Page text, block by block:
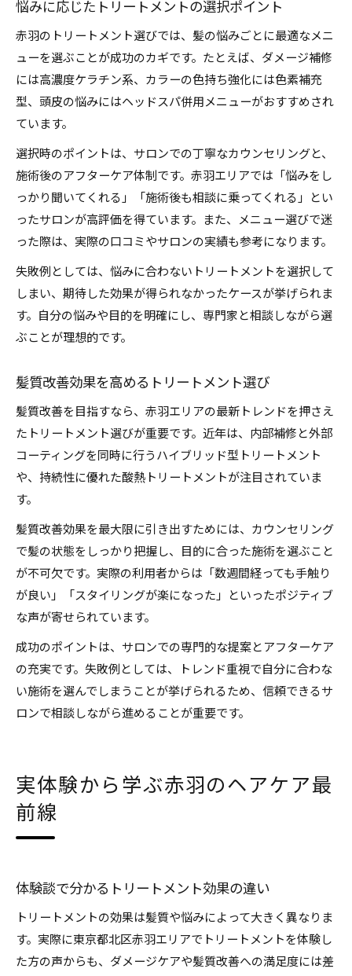
悩みに応じたトリートメントの選択ポイント
赤羽のトリートメント選びでは、髪の悩みごとに最適なメニ
ューを選ぶことが成功のカギです。たとえば、ダメージ補修
には高濃度ケラチン系、カラーの色持ち強化には色素補充
型、頭皮の悩みにはヘッドスパ併用メニューがおすすめされ
ています。
選択時のポイントは、サロンでの丁寧なカウンセリングと、
施術後のアフターケア体制です。赤羽エリアでは「悩みをし
っかり聞いてくれる」「施術後も相談に乗ってくれる」とい
ったサロンが高評価を得ています。また、メニュー選びで迷
った際は、実際の口コミやサロンの実績も参考になります。
失敗例としては、悩みに合わないトリートメントを選択して
しまい、期待した効果が得られなかったケースが挙げられま
す。自分の悩みや目的を明確にし、専門家と相談しながら選
ぶことが理想的です。
髪質改善効果を高めるトリートメント選び
髪質改善を目指すなら、赤羽エリアの最新トレンドを押さえ
たトリートメント選びが重要です。近年は、内部補修と外部
コーティングを同時に行うハイブリッド型トリートメント
や、持続性に優れた酸熱トリートメントが注目されていま
す。
髪質改善効果を最大限に引き出すためには、カウンセリング
で髪の状態をしっかり把握し、目的に合った施術を選ぶこと
が不可欠です。実際の利用者からは「数週間経っても手触り
が良い」「スタイリングが楽になった」といったポジティブ
な声が寄せられています。
成功のポイントは、サロンでの専門的な提案とアフターケア
の充実です。失敗例としては、トレンド重視で自分に合わな
い施術を選んでしまうことが挙げられるため、信頼できるサ
ロンで相談しながら進めることが重要です。
実体験から学ぶ赤羽のヘアケア最
前線
体験談で分かるトリートメント効果の違い
トリートメントの効果は髪質や悩みによって大きく異なりま
す。実際に東京都北区赤羽エリアでトリートメントを体験し
た方の声からも、ダメージケアや髪質改善への満足度には差